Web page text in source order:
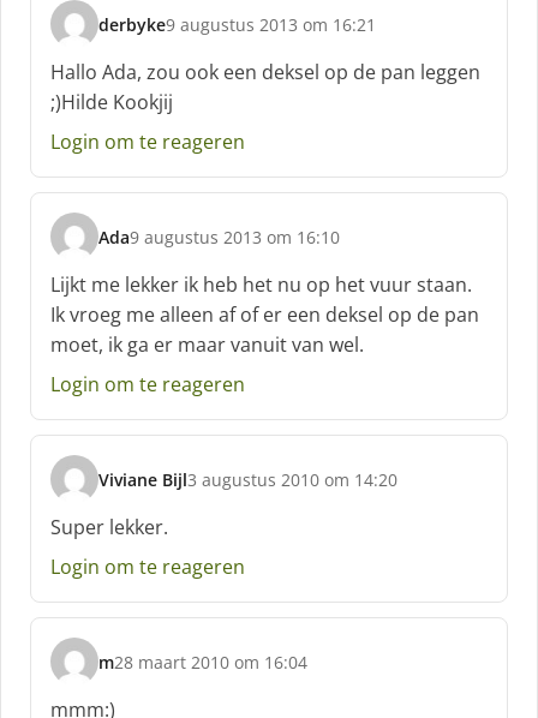
derbyke
s
c
h
r
e
f
9 augustus 2013 om 16:21
Hallo Ada, zou ook een deksel op de pan leggen
;)Hilde Kookjij
Login om te reageren
Ada
s
c
h
r
e
e
:
9 augustus 2013 om 16:10
Lijkt me lekker ik heb het nu op het vuur staan.
Ik vroeg me alleen af of er een deksel op de pan
moet, ik ga er maar vanuit van wel.
Login om te reageren
Viviane Bijl
s
c
h
r
e
f
:
3 augustus 2010 om 14:20
Super lekker.
Login om te reageren
m
s
28 maart 2010 om 16:04
mmm:)